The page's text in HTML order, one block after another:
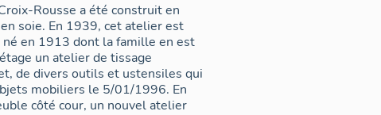
Rousse a été construit en
soie. En 1939, cet atelier est
en 1913 dont la famille en est
un atelier de tissage
de divers outils et ustensiles qui
mobiliers le 5/01/1996. En
côté cour, un nouvel atelier